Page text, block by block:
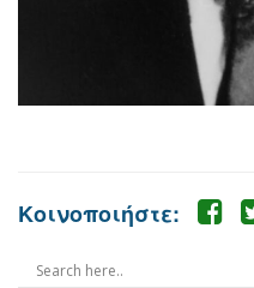
Κοινοποιήστε: